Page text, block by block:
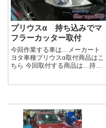
プリウスα 持ち込みでマ
フラーカッター取付
今回作業する車は…メーカート
ヨタ車種プリウスα取付商品はこ
ちら 今回取付する商品は…持ち
ガスケットは新品で用意してあ
るか曲がりな...